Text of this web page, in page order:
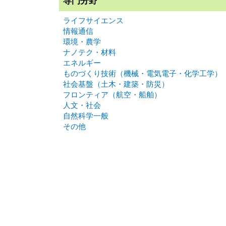
ライフサイエンス
情報通信
環境・農学
ナノテク・材料
エネルギー
ものづくり技術（機械・電気電子・化学工学）
社会基盤（土木・建築・防災）
フロンティア（航空・船舶）
人文・社会
自然科学一般
その他